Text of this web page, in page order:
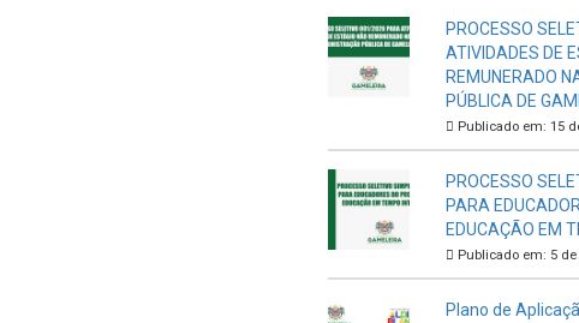
PROCESSO
ATIVIDADES DE
REMUNERADO
PÚBLICA DE
Publicado em: 15
PROCESSO
PARA
EDUCAÇÃO EM
Publicado em: 5
Plano de